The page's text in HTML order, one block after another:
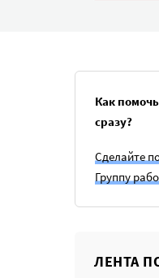
Как
сразу?
Сделайте
Группу
ЛЕНТА